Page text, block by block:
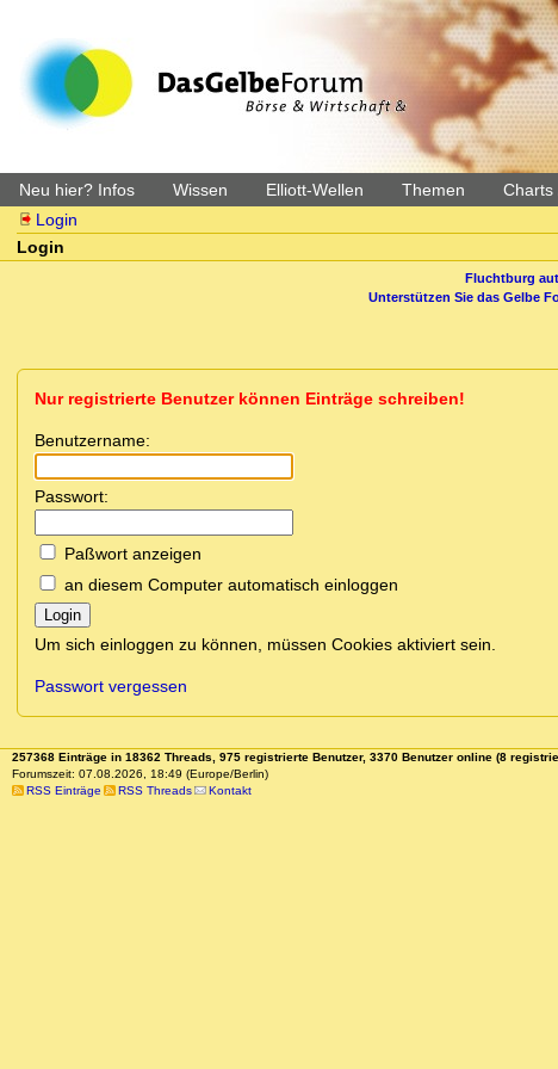
Neu hier? Infos Wissen Elliott-Wellen Themen Charts
Login
Login
Fluchtburg
Unterstützen Sie das Gelbe
Nur registrierte Benutzer können Einträge schreiben!
Benutzername:
Passwort:
Paßwort anzeigen
an diesem Computer automatisch einloggen
Login
Um sich einloggen zu können, müssen Cookies aktiviert sein.
Passwort vergessen
257368 Einträge in 18362 Threads, 975 registrierte Benutzer, 3370 Benutzer online (8
Forumszeit: 07.08.2026, 18:49 (Europe/Berlin)
RSS Einträge
RSS Threads Kontakt